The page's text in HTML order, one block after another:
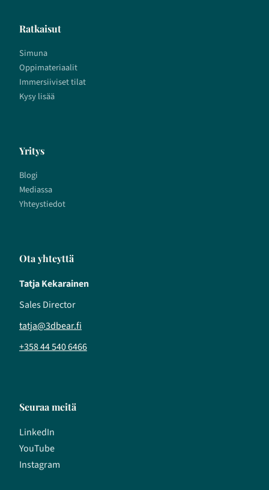
Ratkaisut
Simuna
Oppimateriaalit
Immersiiviset tilat
Kysy lisää
Yritys
Blogi
Mediassa
Yhteystiedot
Ota yhteyttä
Tatja Kekarainen
Sales Director
tatja@3dbear.fi
+358 44 540 6466
Seuraa meitä
LinkedIn
YouTube
Instagram